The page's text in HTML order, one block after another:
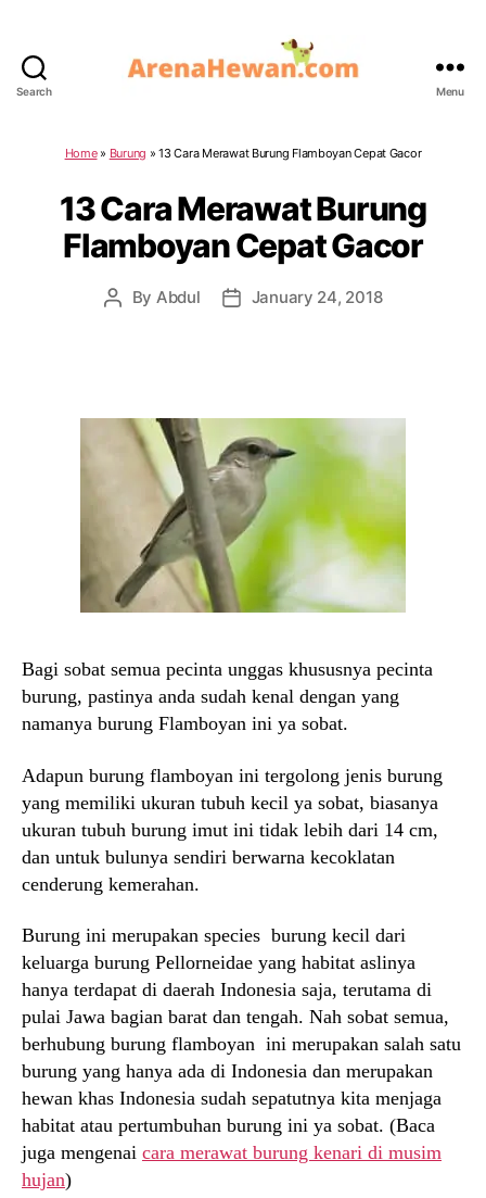
Search Menu
Home» Burung »13 Cara Merawat Burung Flamboyan Cepat Gacor
13 Cara Merawat Burung
Flamboyan Cepat Gacor
Post
By Abdul
PostJanuary 24, 2018
Bagi sobat semua pecinta unggas khususnya pecinta
burung, pastinya anda sudah kenal dengan yang
namanya burung Flamboyan ini ya sobat.
Adapun burung flamboyan ini tergolong jenis burung
yang memiliki ukuran tubuh kecil ya sobat, biasanya
ukuran tubuh burung imut ini tidak lebih dari 14 cm,
dan untuk bulunya sendiri berwarna kecoklatan
cenderung kemerahan.
Burung ini merupakan species burung kecil dari
keluarga burung Pellorneidae yang habitat aslinya
hanya terdapat di daerah Indonesia saja, terutama di
pulai Jawa bagian barat dan tengah. Nah sobat semua,
berhubung burung flamboyan ini merupakan salah satu
burung yang hanya ada di Indonesia dan merupakan
hewan khas Indonesia sudah sepatutnya kita menjaga
habitat atau pertumbuhan burung ini ya sobat. (Baca
juga mengenai cara merawat burung kenari di musim
hujan)